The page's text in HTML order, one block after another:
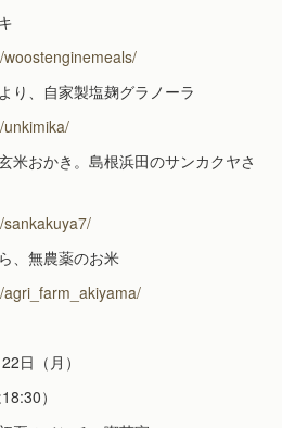
り、自家製塩麹グラノーラ
米おかき。島根浜田のサンカクヤさ
、無農薬のお米
日（月）
）